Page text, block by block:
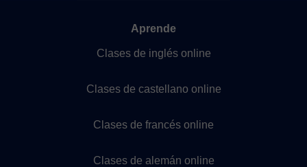
Aprende
Clases de inglés online
Clases de castellano online
Clases de francés online
Clases de alemán online